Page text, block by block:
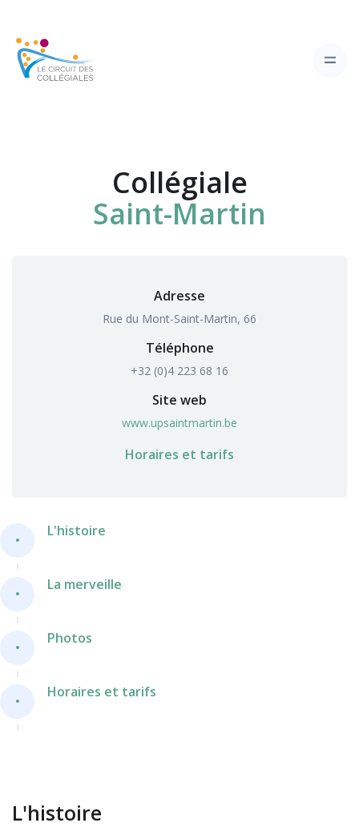
Collégiale
Saint-Martin
Adresse
Rue du Mont-Saint-Martin, 66
Téléphone
+32 (0)4 223 68 16
Site web
www.upsaintmartin.be
Horaires et tarifs
L'histoire
La merveille
Photos
Horaires et tarifs
L'histoire